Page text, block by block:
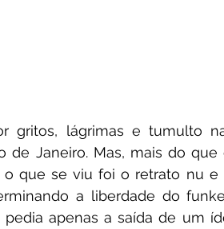
gritos, lágrimas e tumulto
de Janeiro. Mas, mais do que
o que se viu foi o retrato nu
a liberdade do
apenas a saída de um